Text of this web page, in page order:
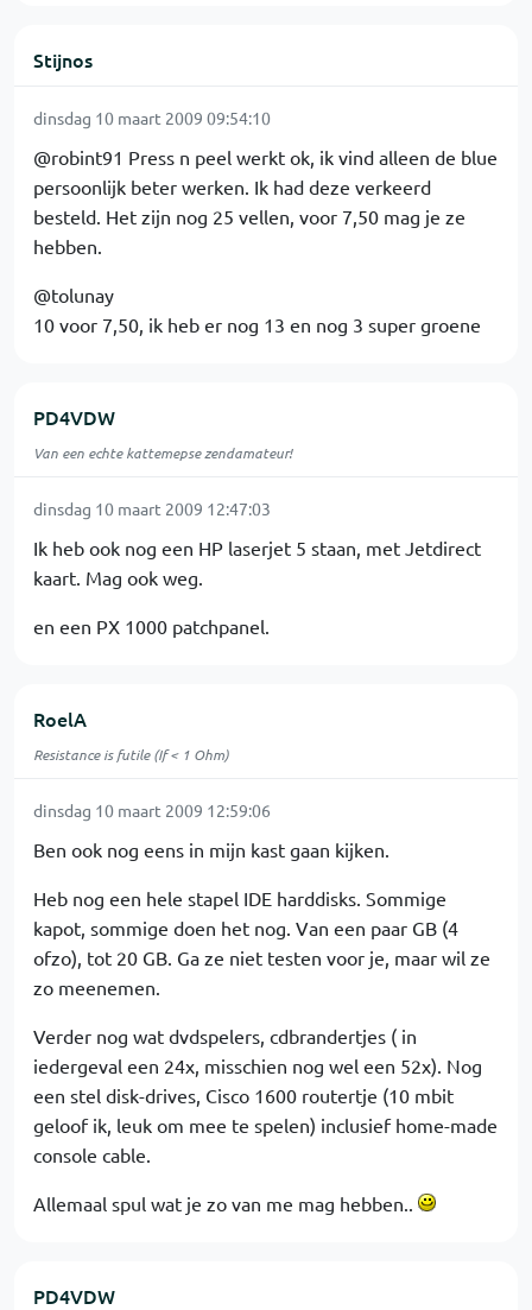
Stijnos
dinsdag 10 maart 2009 09:54:10
@robint91 Press n peel werkt ok, ik vind alleen de blue
persoonlijk beter werken. Ik had deze verkeerd
besteld. Het zijn nog 25 vellen, voor 7,50 mag je ze
hebben.
@tolunay
10 voor 7,50, ik heb er nog 13 en nog 3 super groene
PD4VDW
Van een echte kattemepse zendamateur!
dinsdag 10 maart 2009 12:47:03
Ik heb ook nog een HP laserjet 5 staan, met Jetdirect
kaart. Mag ook weg.
en een PX 1000 patchpanel.
RoelA
Resistance is futile (If < 1 Ohm)
dinsdag 10 maart 2009 12:59:06
Ben ook nog eens in mijn kast gaan kijken.
Heb nog een hele stapel IDE harddisks. Sommige
kapot, sommige doen het nog. Van een paar GB (4
ofzo), tot 20 GB. Ga ze niet testen voor je, maar wil ze
zo meenemen.
Verder nog wat dvdspelers, cdbrandertjes ( in
iedergeval een 24x, misschien nog wel een 52x). Nog
een stel disk-drives, Cisco 1600 routertje (10 mbit
geloof ik, leuk om mee te spelen) inclusief home-made
console cable.
Allemaal spul wat je zo van me mag hebben..
PD4VDW